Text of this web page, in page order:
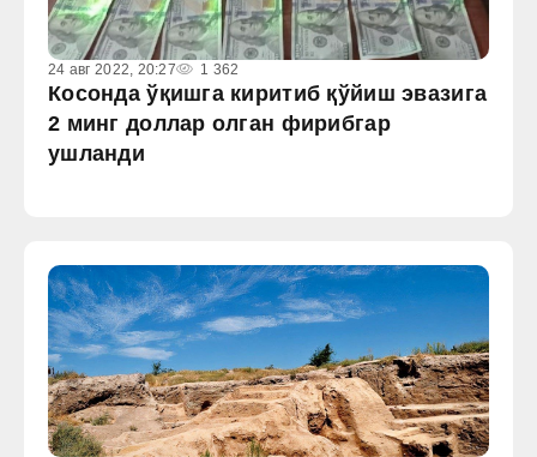
24 авг 2022, 20:27 1 362
Косонда ўқишга киритиб қўйиш эвазига
2 минг доллар олган фирибгар
ушланди